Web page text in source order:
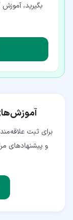
بگیرید،
برای ثبت
و پیشنهادهای